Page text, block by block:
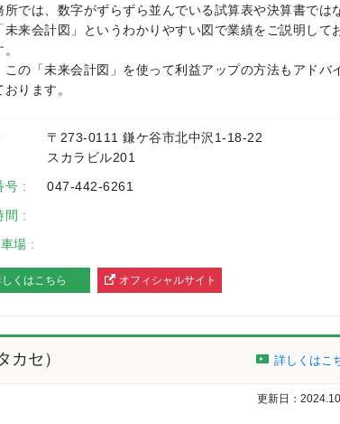
所では、数字がずらずら並んでいる試算表や決算書では
未来会計図」というわかりやすい図で業績をご説明して
この「未来会計図」を使って利益アップの方法もアドバ
おります。
〒273-0111 鎌ケ谷市北中沢1-18-22
スカラビル201
号 :
047-442-6261
間 :
場 :
くはこちら
オフィシャルサイト
カセ） 詳しくはこ
更新日：